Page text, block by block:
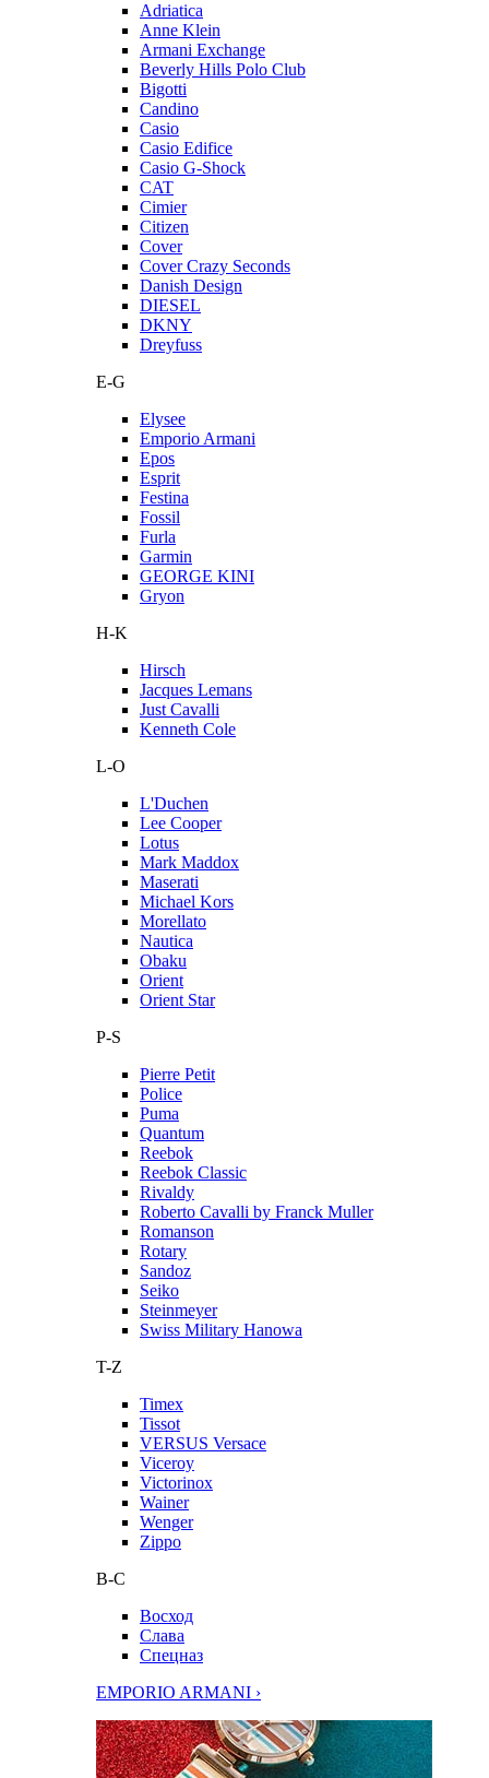
Adriatica
Anne Klein
Armani Exchange
Beverly Hills Polo Club
Bigotti
Candino
Casio
Casio Edifice
Casio G-Shock
CAT
Cimier
Citizen
Cover
Cover Crazy Seconds
Danish Design
DIESEL
DKNY
Dreyfuss
E-G
Elysee
Emporio Armani
Epos
Esprit
Festina
Fossil
Furla
Garmin
GEORGE KINI
Gryon
H-K
Hirsch
Jacques Lemans
Just Cavalli
Kenneth Cole
L-O
L'Duchen
Lee Cooper
Lotus
Mark Maddox
Maserati
Michael Kors
Morellato
Nautica
Obaku
Orient
Orient Star
P-S
Pierre Petit
Police
Puma
Quantum
Reebok
Reebok Classic
Rivaldy
Roberto Cavalli by Franck Muller
Romanson
Rotary
Sandoz
Seiko
Steinmeyer
Swiss Military Hanowa
T-Z
Timex
Tissot
VERSUS Versace
Viceroy
Victorinox
Wainer
Wenger
Zippo
В-С
Восход
Слава
Спецназ
EMPORIO ARMANI ›